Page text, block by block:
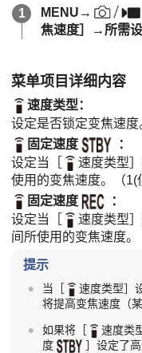
MENU →
焦速度］
→所需设
菜单项目详细内容
速度类型：
设定是否锁定变焦速度
固定速度
：
设定当
速度类型］
使用的变焦速度。（1(
固定速度
：
设定当
速度类型］
间所使用的变焦速度。
提示
当 速度类型］
将提高变焦速度（
如果将［ 速度类
度
］设定了